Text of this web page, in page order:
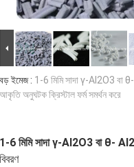
বড় ইমেজ : 1-6 মিমি সাদা γ-Al2O3 বা
আকৃতি অনুঘটক ক্রিস্টাল ফর্ম সমর্থন করে
1-6 মিমি সাদা γ-Al2O3 বা θ-
বিবরণ